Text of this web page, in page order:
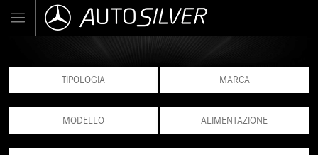
TIPOLOGIA MARCA
MODELLO ALIMENTAZIONE